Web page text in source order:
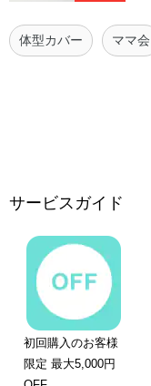
体型カバー ママ会
サービスガイド
初回購入のお客様
限定 最大5,000円